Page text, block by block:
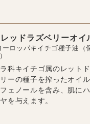
レッドラズベリーオイ
ーロッパキイチゴ種子油（
科キイチゴ属のレット
ーの種子を搾ったオイ
ェノールを含み、肌に
を与えます。